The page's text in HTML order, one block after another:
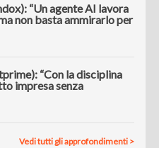
“Un agente AI lavora
non basta ammirarlo per
“Con la disciplina
impresa senza
Vedi tutti gli approfondimenti >